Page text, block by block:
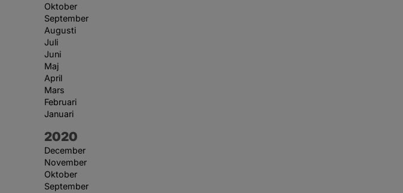
Oktober
September
Augusti
Juli
Juni
Maj
April
Mars
Februari
Januari
År:
2020
December
November
Oktober
September